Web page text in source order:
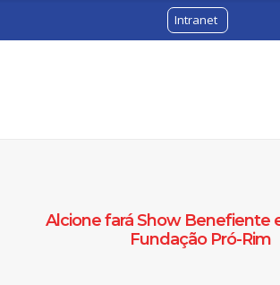
Intranet
Alcione fará Show Benefiente
Fundação Pró-Rim